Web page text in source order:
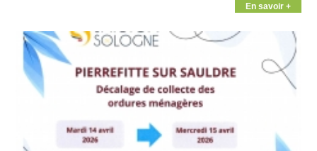
En savoir +